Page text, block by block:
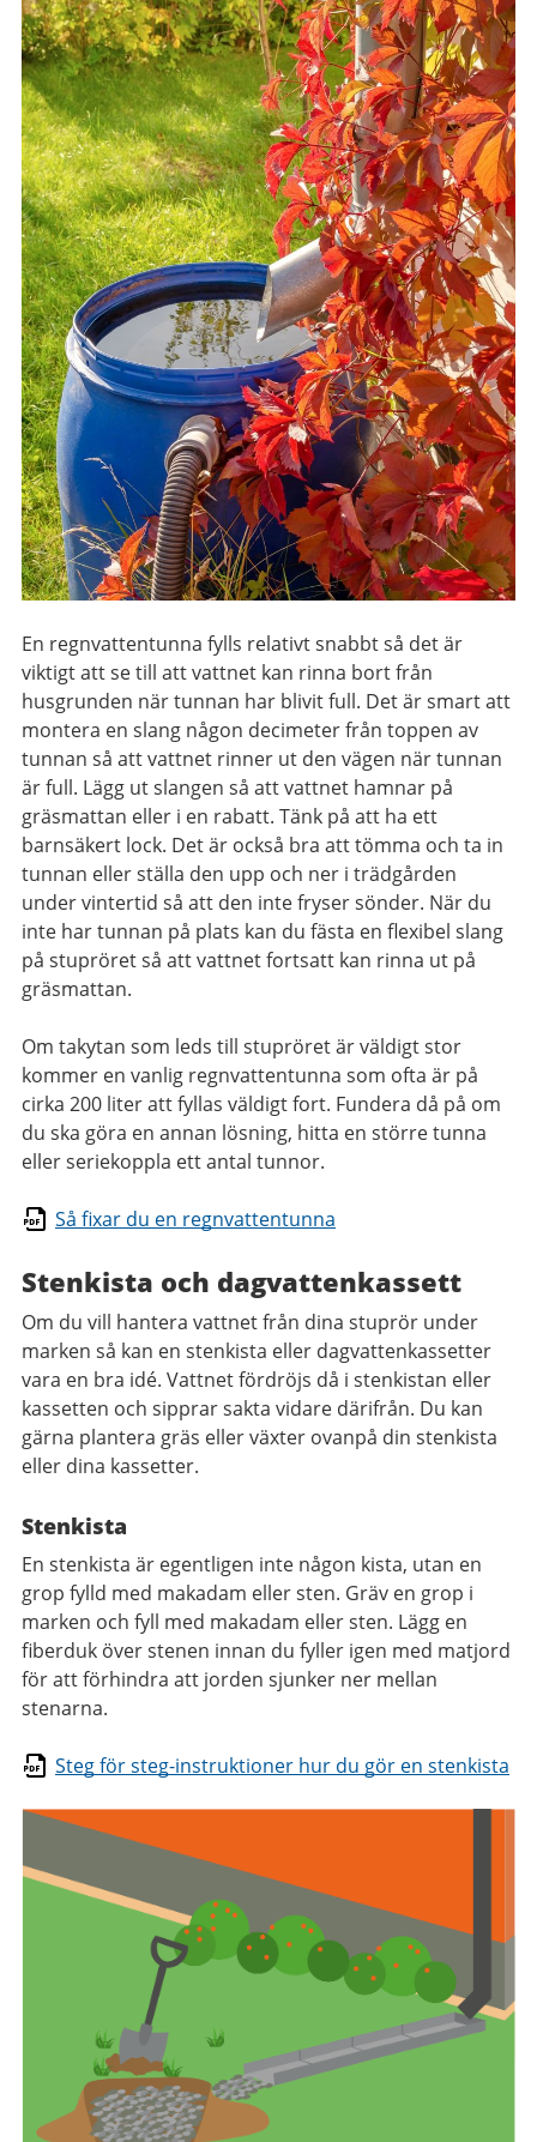
En regnvattentunna fylls relativt snabbt så det är
viktigt att se till att vattnet kan rinna bort från
husgrunden när tunnan har blivit full. Det är smart att
montera en slang någon decimeter från toppen av
tunnan så att vattnet rinner ut den vägen när tunnan
är full. Lägg ut slangen så att vattnet hamnar på
gräsmattan eller i en rabatt. Tänk på att ha ett
barnsäkert lock. Det är också bra att tömma och ta in
tunnan eller ställa den upp och ner i trädgården
under vintertid så att den inte fryser sönder. När du
inte har tunnan på plats kan du fästa en flexibel slang
på stupröret så att vattnet fortsatt kan rinna ut på
gräsmattan.
Om takytan som leds till stupröret är väldigt stor
kommer en vanlig regnvattentunna som ofta är på
cirka 200 liter att fyllas väldigt fort. Fundera då på om
du ska göra en annan lösning, hitta en större tunna
eller seriekoppla ett antal tunnor.
Så fixar du en regnvattentunna
Stenkista och dagvattenkassett
Om du vill hantera vattnet från dina stuprör under
marken så kan en stenkista eller dagvattenkassetter
vara en bra idé. Vattnet fördröjs då i stenkistan eller
kassetten och sipprar sakta vidare därifrån. Du kan
gärna plantera gräs eller växter ovanpå din stenkista
eller dina kassetter.
Stenkista
En stenkista är egentligen inte någon kista, utan en
grop fylld med makadam eller sten. Gräv en grop i
marken och fyll med makadam eller sten. Lägg en
fiberduk över stenen innan du fyller igen med matjord
för att förhindra att jorden sjunker ner mellan
stenarna.
Steg för steg-instruktioner hur du gör en stenkista